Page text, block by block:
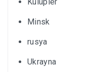
Minsk
rusya
Ukrayna